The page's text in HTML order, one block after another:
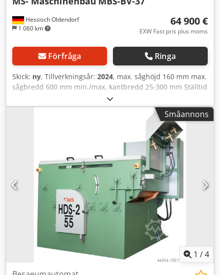
Hessisch Oldendorf
1 060 km
64 900 €
EXW Fast pris plus moms
Förfråga Ringa
Skick: ny, Tillverkningsår: 2024, max. såghöjd 160 mm max.
sågbredd 600 mm min./max. kantbredd 25-300 mm Ställtid
för bredd 0,2-1,0 sek. Matningshastighet 5-30 (70) m/min.
Sågmotorer 37 kW Matningsmotor 2,2 kW Elektrisk
höjdjustering av övervalsar 2 laser Klyvkilar i maskinen
Fast bussning Justerbar bussning Sågbreddsindikator
Automatisk breddjustering Sågaxeldiameter 70 mm Vikt
3.500 kg Dwsdpfxsvdcc Rj Ag Toa Omgående leverans
Småannons
1 /4